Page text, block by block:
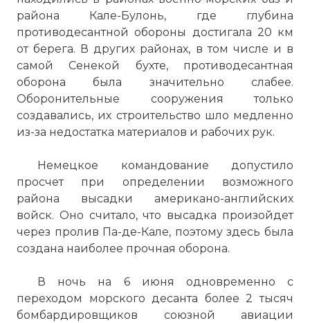
района Кале-Булонь, где глубина
противодесантной обороны достигала 20 км
от берега. В других районах, в том числе и в
самой Сенекой бухте, противодесантная
оборона была значительно слабее.
Оборонительные сооружения только
создавались, их строительство шло медленно
из-за недостатка материалов и рабочих рук.
Немецкое командование допустило
просчет при определении возможного
района высадки американо-английских
войск. Оно считало, что высадка произойдет
через пролив Па-де-Кале, поэтому здесь была
создана наиболее прочная оборона.
В ночь на 6 июня одновременно с
переходом морского десанта более 2 тысяч
бомбардировщиков союзной авиации
группой армий «Б» в Сев. Италии; по его
приказам осуществлялись карательные
операции против итал. борцов
Сопротивления. В дек. 1943 выполнял
функции воен. инспектора ставки верх,
командования в Дании. С дек. 1943 по
июль 1944 командующий группой армий
«Б» во Франции. Был связан с
заговора 20 июля 1944. После раскрытия
заговора покончил жизнь
самоубийством.
Фото статьи: